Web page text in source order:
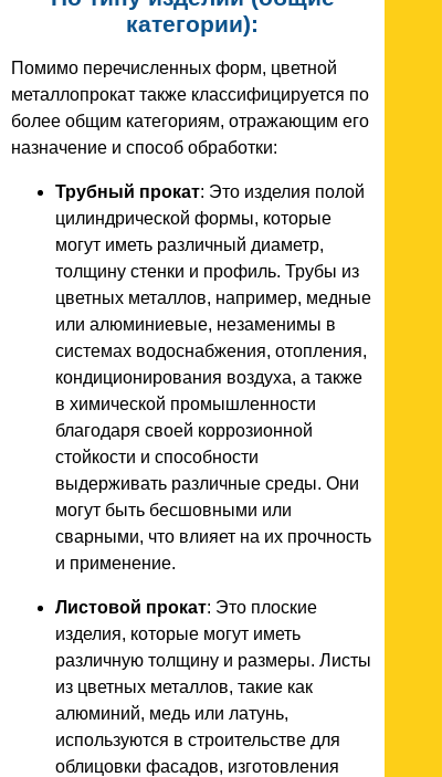
категории):
Помимо перечисленных форм, цветной
металлопрокат также классифицируется по
более общим категориям, отражающим его
назначение и способ обработки:
Трубный прокат: Это изделия полой
цилиндрической формы, которые
могут иметь различный диаметр,
толщину стенки и профиль. Трубы из
цветных металлов, например, медные
или алюминиевые, незаменимы в
системах водоснабжения, отопления,
кондиционирования воздуха, а также
в химической промышленности
благодаря своей коррозионной
стойкости и способности
выдерживать различные среды. Они
могут быть бесшовными или
сварными, что влияет на их прочность
и применение.
Листовой прокат: Это плоские
изделия, которые могут иметь
различную толщину и размеры. Листы
из цветных металлов, такие как
алюминий, медь или латунь,
используются в строительстве для
облицовки фасадов, изготовления